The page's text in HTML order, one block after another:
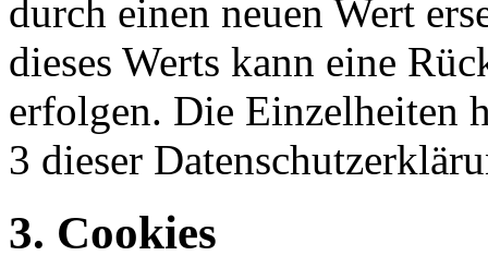
durch einen neuen Wert
dieses Werts kann eine
erfolgen. Die Einzelheiten
3 dieser
3. Cookies